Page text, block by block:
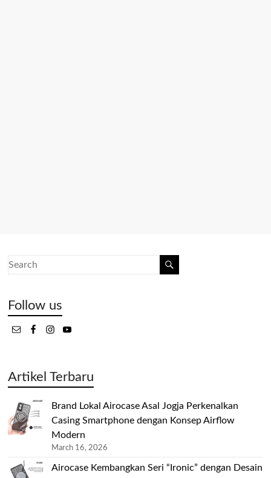
Follow us
Artikel Terbaru
Brand Lokal Airocase Asal Jogja Perkenalkan
Casing Smartphone dengan Konsep Airflow
Modern
March 16, 2026
Airocase Kembangkan Seri “Ironic” dengan Desain